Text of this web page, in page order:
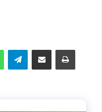
WhatsAppTelegramCompartir via Email Imprimi